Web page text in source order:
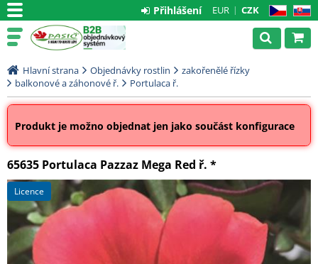
CZ SK
EUR CZK
Přihlášení
Hlavní strana Objednávky rostlin
zakořenělé řízky
balkonové a záhonové ř.
Portulaca ř.
Produkt je možno objednat jen jako součást konfigurace
65635 Portulaca Pazzaz Mega Red ř. *
licence